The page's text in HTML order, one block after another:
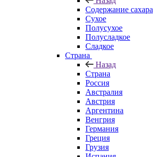
Содержание сахара
Сухое
Полусухое
Полусладкое
Сладкое
Страна
Назад
Страна
Россия
Австралия
Австрия
Аргентина
Венгрия
Германия
Греция
Грузия